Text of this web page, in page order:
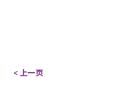
< 上一页